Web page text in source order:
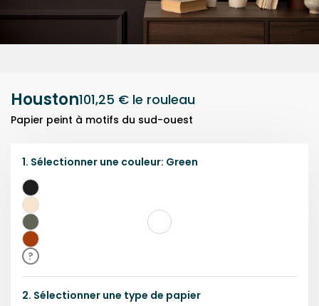
Houston101,25 € le rouleau
Papier peint à motifs du sud-ouest
1. Sélectionner une couleur: Green
Noir
Beige
Vert
Brun
?
2. Sélectionner une type de papier